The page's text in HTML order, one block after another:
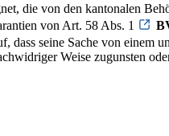
die von den kantonalen
von Art. 58 Abs. 1
dass seine Sache von
Weise zugunsten